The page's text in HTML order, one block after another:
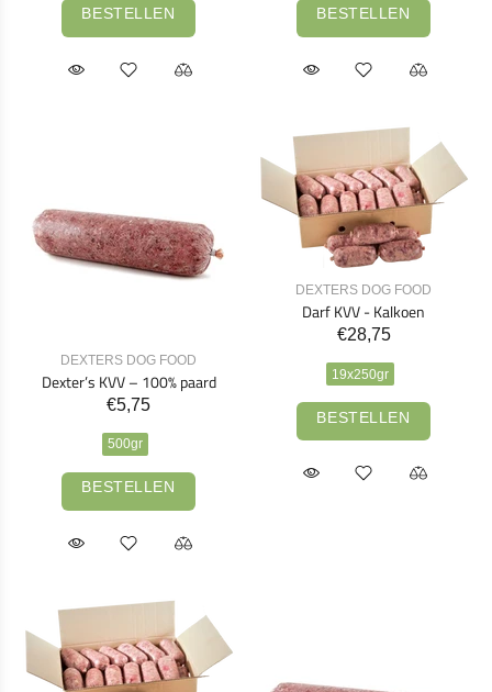
BESTELLEN BESTELLEN
DEXTERS DOG FOOD
Dexter’s KVV – 100% paard
€5,75
500gr
BESTELLEN
DEXTERS DOG FOOD
Darf KVV - Kalkoen
€28,75
19x250gr
BESTELLEN